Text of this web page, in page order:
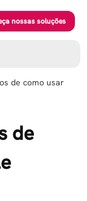
nossas soluções
de como usar
de